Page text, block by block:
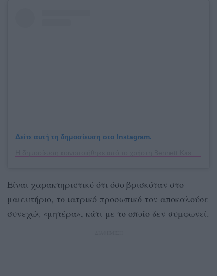
Δείτε αυτή τη δημοσίευση στο Instagram.
Είναι χαρακτηριστικό ότι όσο βρισκόταν στο
μαιευτήριο, το ιατρικό προσωπικό τον αποκαλούσε
συνεχώς «μητέρα», κάτι με το οποίο δεν συμφωνεί.